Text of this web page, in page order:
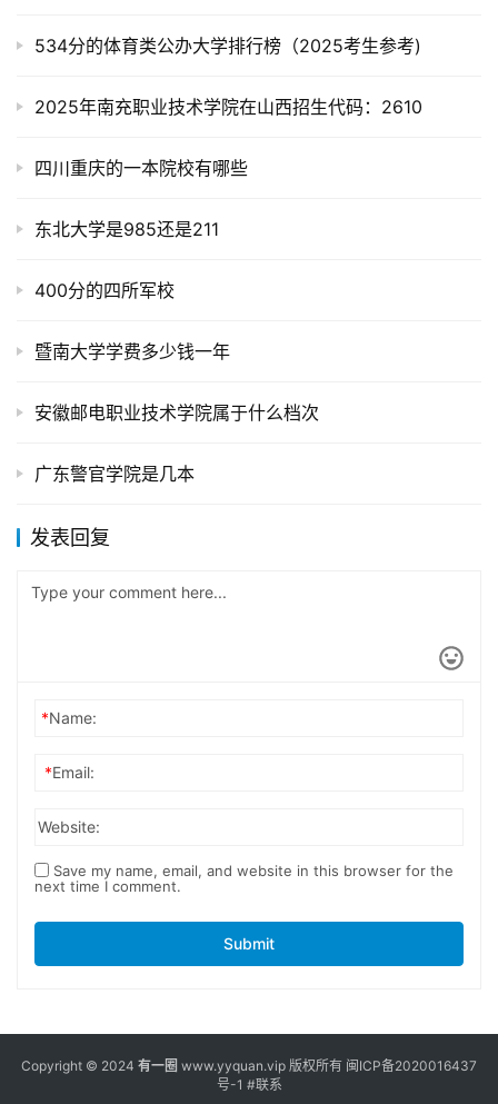
534分的体育类公办大学排行榜（2025考生参考)
2025年南充职业技术学院在山西招生代码：2610
四川重庆的一本院校有哪些
东北大学是985还是211
400分的四所军校
暨南大学学费多少钱一年
安徽邮电职业技术学院属于什么档次
广东警官学院是几本
发表回复
*Name:
*Email:
Website:
Save my name, email, and website in this browser for the
next time I comment.
Submit
Copyright © 2024 有一圈 www.yyquan.vip 版权所有 闽ICP备2020016437
号-1 #联系